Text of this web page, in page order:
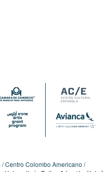
Centro Colombo Americano